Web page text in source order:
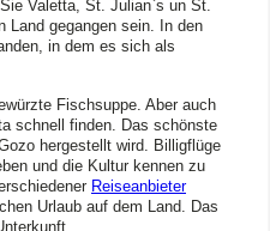
Valetta, St. Julian`s un St.
Land gegangen sein. In den
in dem es sich als
Fischsuppe. Aber auch
schnell finden. Das schönste
hergestellt wird. Billigflüge
und die Kultur kennen zu
Reiseanbieter
Urlaub auf dem Land. Das